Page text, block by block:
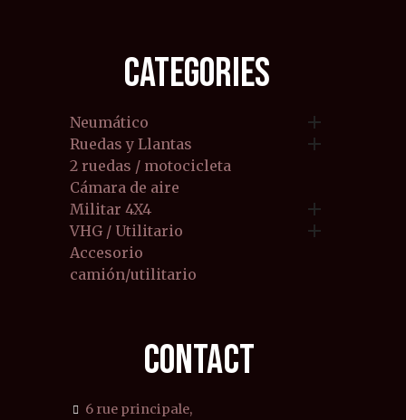
CATEGORIES
Neumático 
Ruedas y Llantas 
2 ruedas / motocicleta
Cámara de aire
Militar 4X4

VHG / Utilitario 
Accesorio
camión/utilitario
CONTACT
6 rue principale,